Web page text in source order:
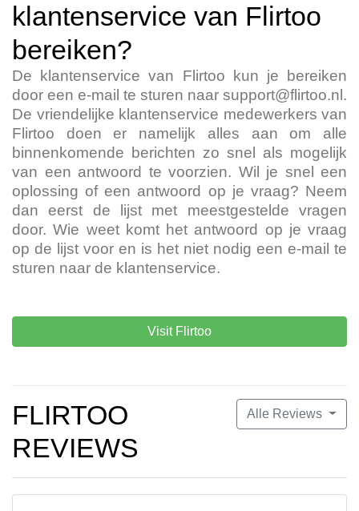
klantenservice van Flirtoo
bereiken?
De klantenservice van Flirtoo kun je bereiken
door een e-mail te sturen naar support@flirtoo.nl .
De vriendelijke klantenservice medewerkers van
Flirtoo doen er namelijk alles aan om alle
binnenkomende berichten zo snel als mogelijk
van een antwoord te voorzien. Wil je snel een
oplossing of een antwoord op je vraag? Neem
dan eerst de lijst met meestgestelde vragen
door. Wie weet komt het antwoord op je vraag
op de lijst voor en is het niet nodig een e-mail te
sturen naar de klantenservice.
Visit Flirtoo
Alle Reviews
FLIRTOO
REVIEWS